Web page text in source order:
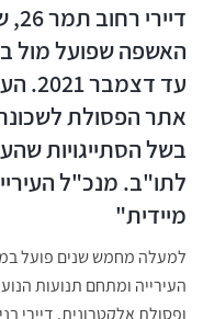
האשפה שפועל מול
עד
אתר הפסולת
בשל הסתייגויות
לתו"ב. מנכ"ל
מיידית"
למעלה מחמש שנים פועל
העירייה ומתחם תנועות